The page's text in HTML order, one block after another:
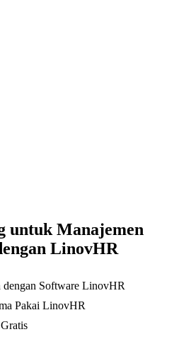
untuk Manajemen
LinovHR
Software LinovHR
Pakai LinovHR